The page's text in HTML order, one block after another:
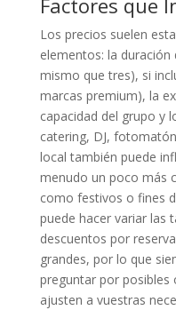
Factores que
Los precios suelen
elementos: la
mismo que tres), si
marcas premium), la
capacidad del grupo y
catering, DJ,
local también puede
menudo un poco más
como festivos o fines
puede hacer variar las
descuentos por
grandes, por lo que
preguntar por posibles
ajusten a vuestras